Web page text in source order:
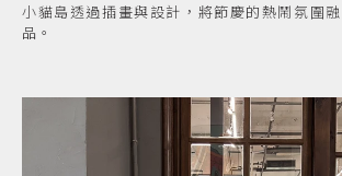
小貓島透過插畫與設計，將節慶的熱鬧氛圍
品。